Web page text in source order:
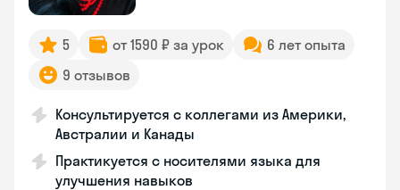
5 от 1590 ₽ за урок
6 лет опыта
9 отзывов
Консультируется с коллегами из Америки,
Австралии и Канады
Практикуется с носителями языка для
улучшения навыков